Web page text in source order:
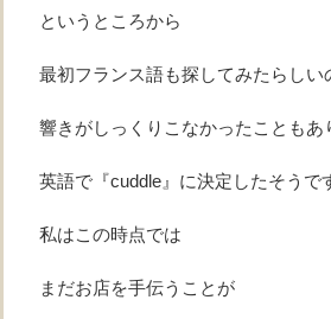
というところから
最初フランス語も探してみたらしい
響きがしっくりこなかったこともあ
英語で『cuddle』に決定したそうで
私はこの時点では
まだお店を手伝うことが